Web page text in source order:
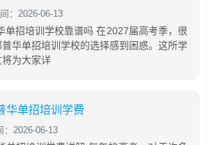
：2026-06-13
单招培训学校靠谱吗 在2027届高考季，很
华单招培训学校的选择感到困惑。这所学
为大家详
华单招培训学费
：2026-06-13